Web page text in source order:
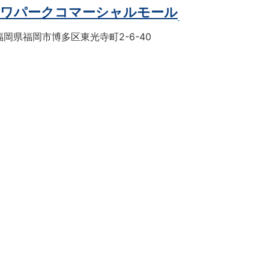
パークコマーシャルモール
岡県福岡市博多区東光寺町2-6-40